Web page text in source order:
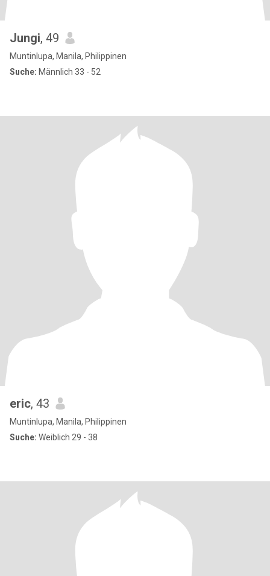
Jungi, 49
Muntinlupa, Manila, Philippinen
Suche: Männlich 33 - 52
eric, 43
Muntinlupa, Manila, Philippinen
Suche: Weiblich 29 - 38